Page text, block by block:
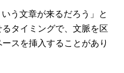
う文章が来るだろう」と
タイミングで、文脈を区
スを挿入することがあり